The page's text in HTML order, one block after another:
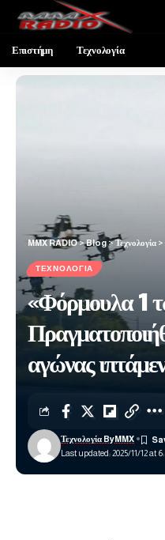
Επιστήμη Τεχνολογία
MMX RADIO>Blog>Τεχνολογία >
ΤΕΧΝΟΛΟΓΊΑ
«Φόρμουλα 1
αγώνας
Last updated: 2025/11/12 at
Τεχνολογία ByMMX